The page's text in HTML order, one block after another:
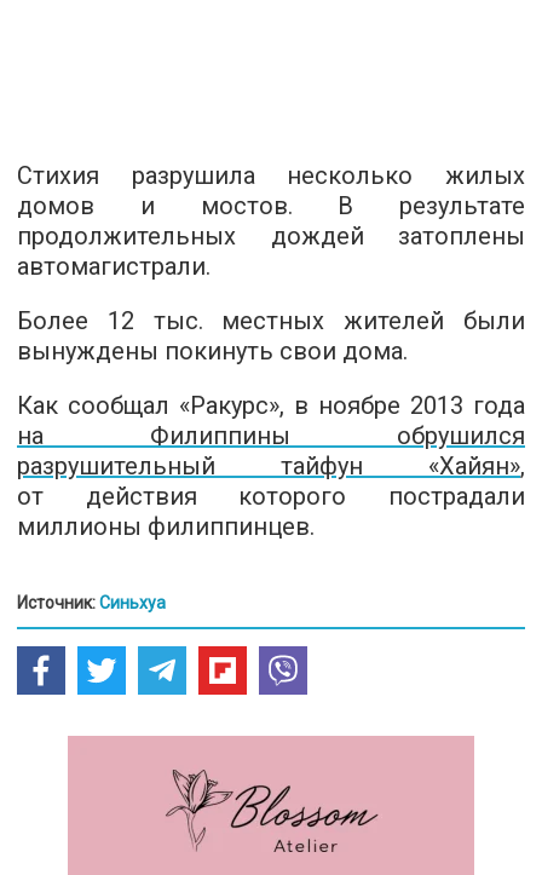
Стихия разрушила несколько жилых
домов и мостов. В результате
продолжительных дождей затоплены
автомагистрали.
Более 12 тыс. местных жителей были
вынуждены покинуть свои дома.
Как сообщал «Ракурс», в ноябре 2013 года
на Филиппины обрушился
разрушительный тайфун «Хайян»,
от действия которого пострадали
миллионы филиппинцев.
Источник:Синьхуа